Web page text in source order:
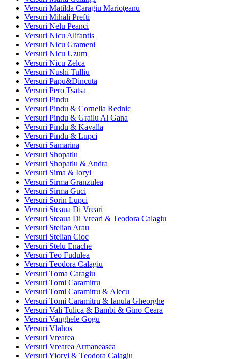
Versuri Matilda Caragiu Marioţeanu
Versuri Mihali Prefti
Versuri Nelu Peanci
Versuri Nicu Alifantis
Versuri Nicu Grameni
Versuri Nicu Uzum
Versuri Nicu Zelca
Versuri Nushi Tulliu
Versuri Papu&Dincuta
Versuri Pero Tsatsa
Versuri Pindu
Versuri Pindu & Cornelia Rednic
Versuri Pindu & Grailu Al Gana
Versuri Pindu & Kavalla
Versuri Pindu & Lupci
Versuri Samarina
Versuri Shopatlu
Versuri Shopatlu & Andra
Versuri Sima & Ioryi
Versuri Sirma Granzulea
Versuri Sirma Guci
Versuri Sorin Lupci
Versuri Steaua Di Vreari
Versuri Steaua Di Vreari & Teodora Calagiu
Versuri Stelian Arau
Versuri Stelian Cioc
Versuri Stelu Enache
Versuri Teo Fudulea
Versuri Teodora Calagiu
Versuri Toma Caragiu
Versuri Tomi Caramitru
Versuri Tomi Caramitru & Alecu
Versuri Tomi Caramitru & Ianula Gheorghe
Versuri Vali Tulica & Bambi & Gino Ceara
Versuri Vanghele Gogu
Versuri Vlahos
Versuri Vrearea
Versuri Vrearea Armaneasca
Versuri Yioryi & Teodora Calagiu